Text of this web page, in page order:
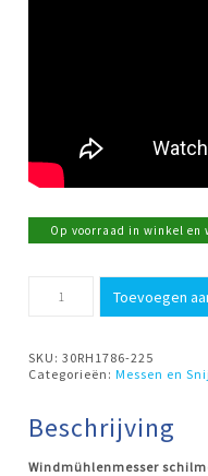
Op voorraad in winkel en
gebogen
Toevoegen
SKU:30RH1786-225
Categorieën:Messen en
Beschrijving
Windmühlenmesser